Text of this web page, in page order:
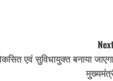
एवं सुविधायुक्त बनाया